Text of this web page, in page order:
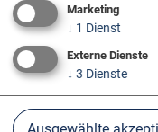
Marketing
↓ 1 Dienst
Externe Dienste
↓ 3 Dienste